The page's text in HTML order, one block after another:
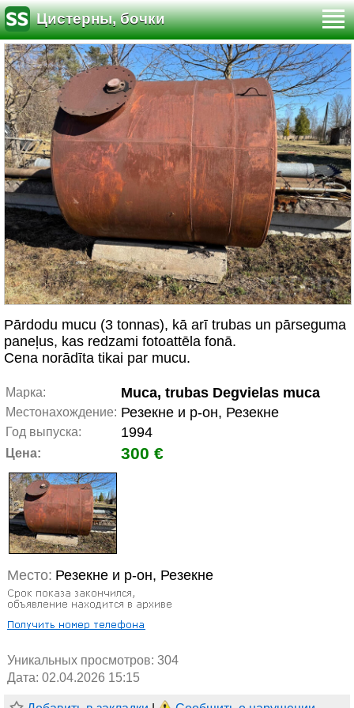
Цистерны, бочки
Pārdodu mucu (3 tonnas), kā arī trubas un pārseguma
paneļus, kas redzami fotoattēla fonā.
Cena norādīta tikai par mucu.
Марка: Muca, trubas Degvielas muca
Местонахождение: Резекне и р-он, Резекне
Год выпуска: 1994
Цена: 300 €
Место: Резекне и р-он, Резекне
Уникальных просмотров: 304
Дата: 02.04.2026 15:15